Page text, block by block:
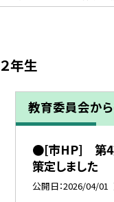
２年生
教育委員会か
●[市HP] 第4
策定しました
公開日 2026/04/01